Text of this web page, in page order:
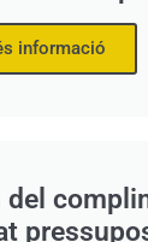
informació
del